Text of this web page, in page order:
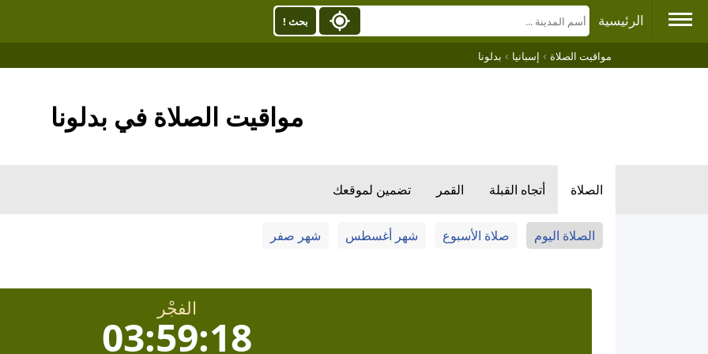
الرئيسية بحث !
مواقيت الصلاة › إسبانيا › بدلونا
مواقيت الصلاة في بدلونا
الصلاة أتجاه القبلة القمر تضمين لموقعك
الصلاة اليوم صلاة الأسبوع شهر أغسطس شهر صفر
الفجْر
03:59:17